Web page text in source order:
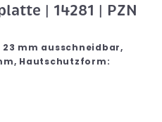
| 14281 | PZN
mm ausschneidbar,
Hautschutzform: